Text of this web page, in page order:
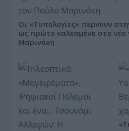
Οι «Τυπολογίες» περνούν
ως πρώτο καλεσμένο στο νέο
Μαρινάκη